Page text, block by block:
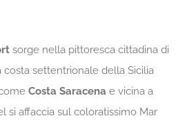
sorge nella pittoresca cittadina di
costa settentrionale della Sicilia
Costa Saracena e vicina a
si affaccia sul coloratissimo Mar